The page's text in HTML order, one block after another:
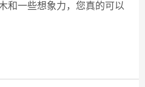
和一些想象力，您真的可以